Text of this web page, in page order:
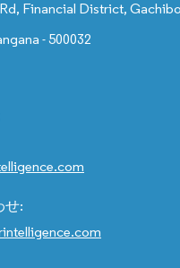
Financial District,
- 500032
せ: